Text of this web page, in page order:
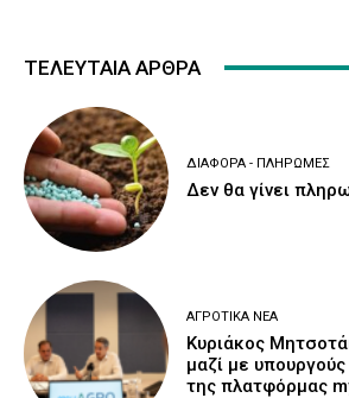
ΤΕΛΕΥΤΑΙΑ ΑΡΘΡΑ
ΔΙΆΦΟΡΑ - ΠΛΗΡΩΜΈΣ
Δεν θα γίνει
ΑΓΡΟΤΙΚΆ ΝΈΑ
Κυριάκος
μαζί με
της πλατφόρμας